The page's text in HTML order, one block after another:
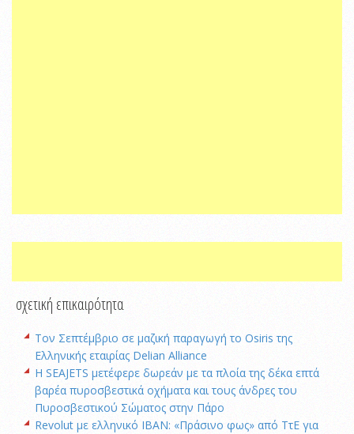
σχετική επικαιρότητα
Τον Σεπτέμβριο σε μαζική παραγωγή το Osiris της
Ελληνικής εταιρίας Delian Alliance
H SEAJETS μετέφερε δωρεάν με τα πλοία της δέκα επτά
βαρέα πυροσβεστικά οχήματα και τους άνδρες του
Πυροσβεστικού Σώματος στην Πάρο
Revolut με ελληνικό IBAN: «Πράσινο φως» από ΤτΕ για